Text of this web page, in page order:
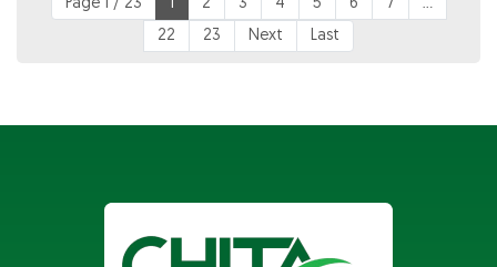
Page 1 / 23 2 3 4 5 6 7
...
22
23 Next Last